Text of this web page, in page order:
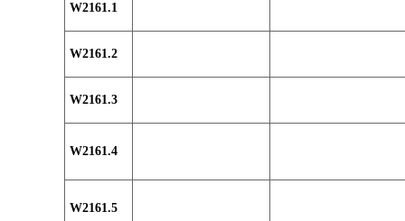
W2161.1
W2161.2
W2161.3
W2161.4
W2161.5